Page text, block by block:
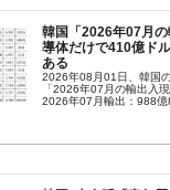
韓国「2026年07月
導体だけで410億ド
ある
2026年08月01日、韓国
「2026年07月の輸出入
2026年07月輸出：988億